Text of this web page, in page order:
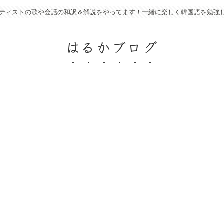
ィストの歌や会話の和訳＆解説をやってます！一緒に楽しく韓国語を勉強
はるかブログ